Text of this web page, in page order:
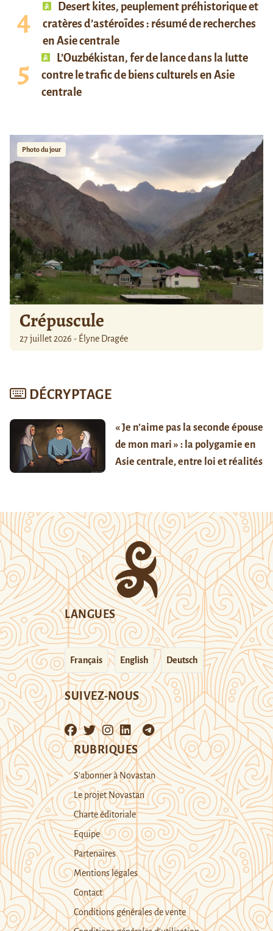
Desert kites, peuplement préhistorique et
cratères d’astéroïdes : résumé de recherches
en Asie centrale
L’Ouzbékistan, fer de lance dans la lutte
contre le trafic de biens culturels en Asie
centrale
Photo du jour
Crépuscule
27 juillet 2026 - Élyne Dragée
DÉCRYPTAGE
« Je n’aime pas la seconde épouse
de mon mari » : la polygamie en
Asie centrale, entre loi et réalités
LANGUES
Français English Deutsch
SUIVEZ-NOUS
RUBRIQUES
S’abonner à Novastan
Le projet Novastan
Charte éditoriale
Equipe
Partenaires
Mentions légales
Contact
Conditions générales de vente